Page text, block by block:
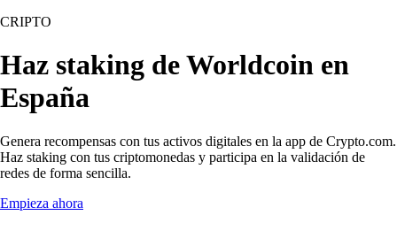
CRIPTO
Haz staking de Worldcoin en
España
Genera recompensas con tus activos digitales en la app de Crypto.com.
Haz staking con tus criptomonedas y participa en la validación de
redes de forma sencilla.
Empieza ahora